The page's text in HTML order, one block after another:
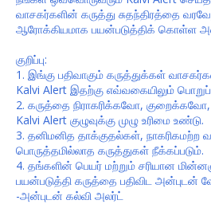
வாசகர்களின் கருத்து சுதந்திரத்தை
ஆரோக்கியமாக பயன்படுத்திக் கொள்ள
குறிப்பு:
1. இங்கு பதிவாகும் கருத்துக்கள்
Kalvi Alert இதற்கு எவ்வகையிலும்
2. கருத்தை நிராகரிக்கவோ,
Kalvi Alert குழுவுக்கு முழு உரிமை உண்டு.
3. தனிமனித தாக்குதல்கள், நாகரிகமற்ற
பொருத்தமில்லாத கருத்துகள் நீக்கப்படும்.
4. தங்களின் பெயர் மற்றும் சரியான
பயன்படுத்தி கருத்தை பதிவிட அன்புடன்
-அன்புடன் கல்வி அலர்ட்